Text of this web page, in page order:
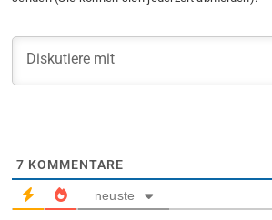
7 KOMMENTARE
neuste